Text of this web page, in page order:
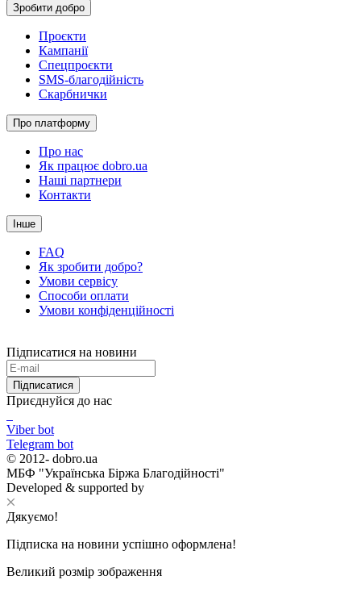
Зробити добро
Проєкти
Кампанії
Спецпроєкти
SMS-благодійність
Скарбнички
Про платформу
Про нас
Як працює dobro.ua
Наші партнери
Контакти
Інше
FAQ
Як зробити добро?
Умови сервісу
Способи оплати
Умови конфіденційності
Підписатися на новини
Підписатися
Приєднуйся до нас
Viber bot
Telegram bot
© 2012- dobro.ua
МБФ "Українська Біржа Благодійності"
Developed & supported by
Дякуємо!
Підписка на новини успішно оформлена!
Великий розмір зображення